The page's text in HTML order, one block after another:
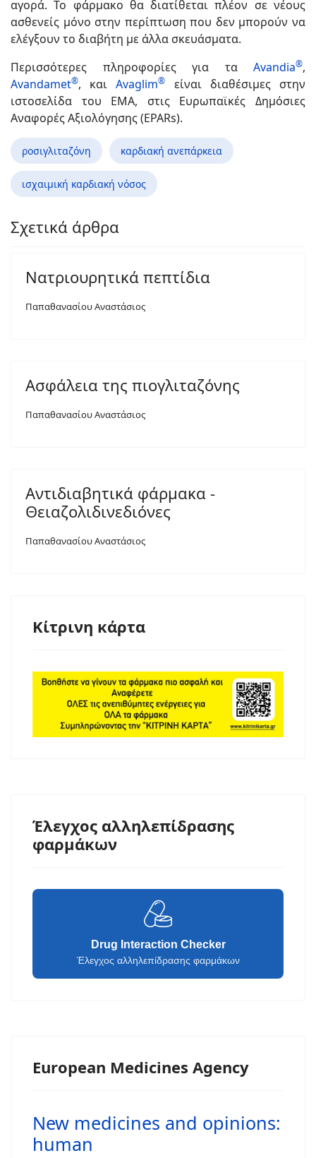
αγορά. Το φάρμακο θα διατίθεται πλέον σε νέους
ασθενείς μόνο στην περίπτωση που δεν μπορούν να
ελέγξουν το διαβήτη με άλλα σκευάσματα.
Περισσότερες πληροφορίες για τα Avandia®,
Avandamet®, καιAvaglim®
είναι διαθέσιμες στην
ιστοσελίδα του ΕΜΑ, στις Ευρωπαϊκές Δημόσιες
Αναφορές Αξιολόγησης (EPARs).
ροσιγλιταζόνη καρδιακή ανεπάρκεια
ισχαιμική καρδιακή νόσος
Σχετικά άρθρα
Νατριουρητικά πεπτίδια
Παπαθανασίου Αναστάσιος
Ασφάλεια της πιογλιταζόνης
Παπαθανασίου Αναστάσιος
Αντιδιαβητικά φάρμακα -
Θειαζολιδινεδιόνες
Παπαθανασίου Αναστάσιος
Κίτρινη κάρτα
Έλεγχος αλληλεπίδρασης
φαρμάκων
Drug Interaction Checker
Έλεγχος αλληλεπίδρασης φαρμάκων
European Medicines Agency
New medicines and opinions:
human